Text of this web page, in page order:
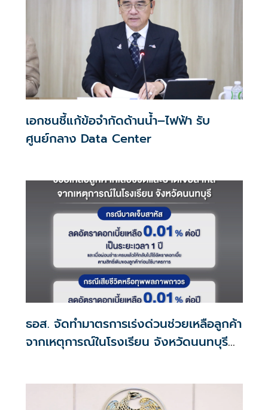
เอกชนชี้แก้ข้อจำกัดด้านน้ำ–ไฟฟ้า รับ
ศูนย์กลาง Data Center
ธอส. จัดทำมาตรการเร่งด่วนช่วยเหลือลูกค้า
จากเหตุการณ์ในโรงเรียน จังหวัดนนทบุรี